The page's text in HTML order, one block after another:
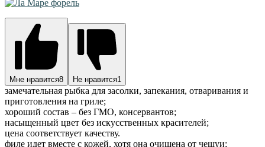
Мне нравится8 Не нравится1
замечательная рыбка для засолки, запекания, отваривания и
приготовления на гриле;
хороший состав – без ГМО, консервантов;
насыщенный цвет без искусственных красителей;
цена соответствует качеству.
филе идет вместе с кожей, хотя она очищена от чешуи;